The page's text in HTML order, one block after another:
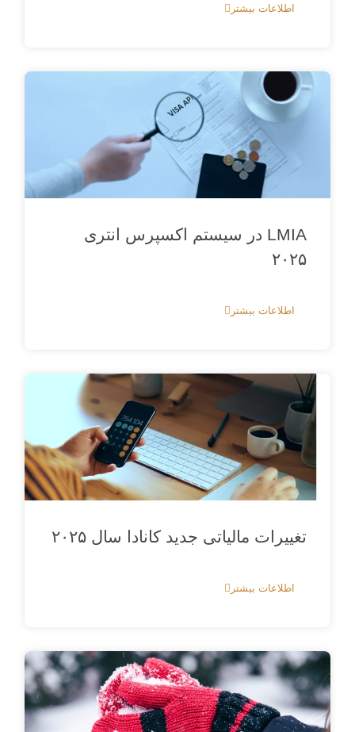
اطلاعات بیشتر
LMIA در سیستم اکسپرس انتری
۲۰۲۵
اطلاعات بیشتر
تغییرات مالیاتی جدید کانادا سال ۲۰۲۵
اطلاعات بیشتر